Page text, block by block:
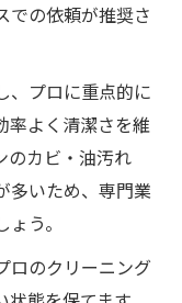
での依頼が推奨さ
、プロに重点的に
率よく清潔さを維
のカビ・油汚れ
多いため、専門業
う。
ロのクリーニング